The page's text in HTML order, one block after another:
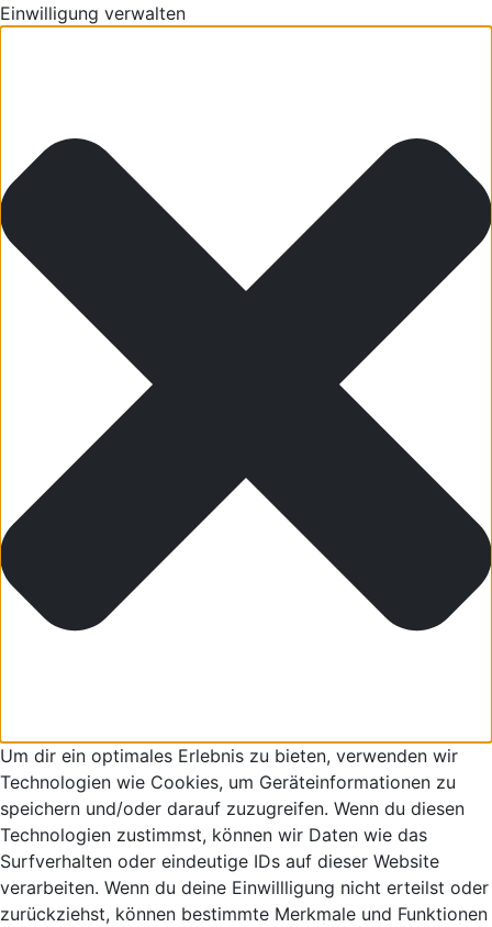
Einwilligung verwalten
Um dir ein optimales Erlebnis zu bieten, verwenden wir
Technologien wie Cookies, um Geräteinformationen zu
speichern und/oder darauf zuzugreifen. Wenn du diesen
Technologien zustimmst, können wir Daten wie das
Surfverhalten oder eindeutige IDs auf dieser Website
verarbeiten. Wenn du deine Einwillligung nicht erteilst oder
zurückziehst, können bestimmte Merkmale und Funktionen